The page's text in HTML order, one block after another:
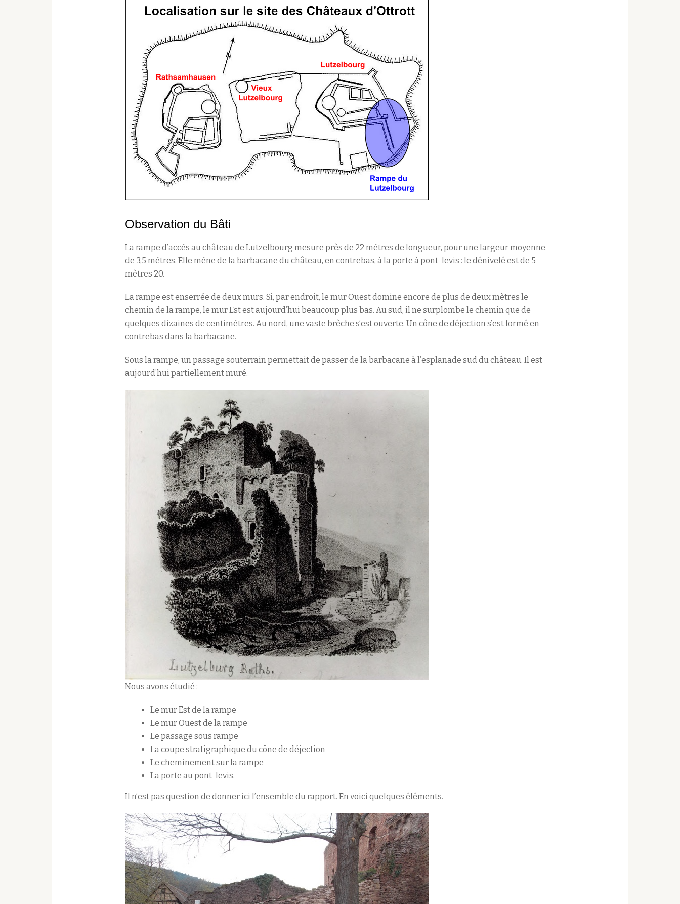
Observation du Bâti
La rampe d’accès au château de Lutzelbourg mesure près de 22 mètres de longueur, pour une largeur moyenne
de 3,5 mètres. Elle mène de la barbacane du château, en contrebas, à la porte à pont-levis : le dénivelé est de 5
mètres 20.
La rampe est enserrée de deux murs. Si, par endroit, le mur Ouest domine encore de plus de deux mètres le
chemin de la rampe, le mur Est est aujourd’hui beaucoup plus bas. Au sud, il ne surplombe le chemin que de
quelques dizaines de centimètres. Au nord, une vaste brèche s’est ouverte. Un cône de déjection s’est formé en
contrebas dans la barbacane.
Sous la rampe, un passage souterrain permettait de passer de la barbacane à l’esplanade sud du château. Il est
aujourd’hui partiellement muré.
Nous avons étudié :
Le mur Est de la rampe
Le mur Ouest de la rampe
Le passage sous rampe
La coupe stratigraphique du cône de déjection
Le cheminement sur la rampe
La porte au pont-levis.
Il n’est pas question de donner ici l’ensemble du rapport. En voici quelques éléments.